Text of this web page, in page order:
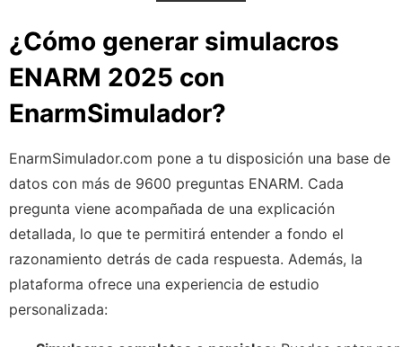
¿Cómo generar simulacros
ENARM 2025 con
EnarmSimulador?
EnarmSimulador.com pone a tu disposición una base de
datos con más de 9600 preguntas ENARM. Cada
pregunta viene acompañada de una explicación
detallada, lo que te permitirá entender a fondo el
razonamiento detrás de cada respuesta. Además, la
plataforma ofrece una experiencia de estudio
personalizada: